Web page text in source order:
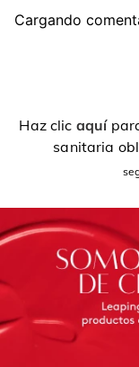
Título
Tu nombre
Dirección de email
Escribe un
Cargando
Haz clic aquí
sanitaria